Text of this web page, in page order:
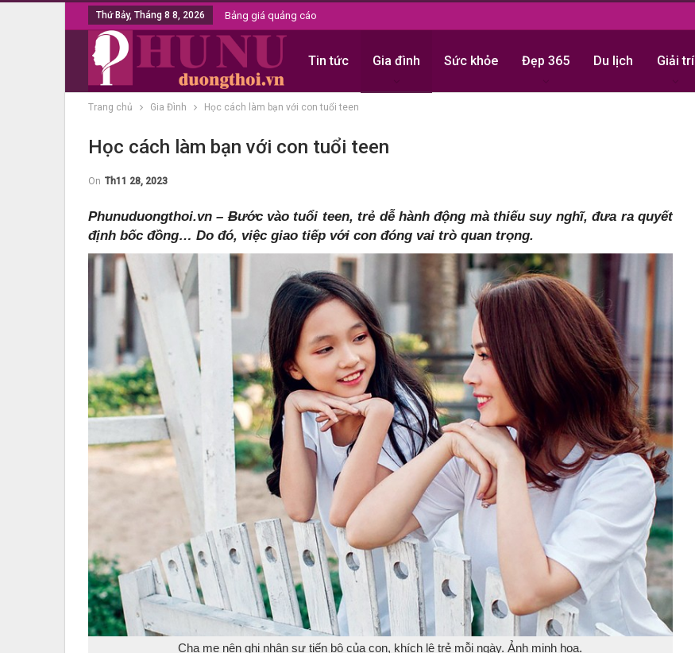
Thứ Bảy, Tháng 8 8, 2026 Bảng giá quảng cáo
Tin tức Gia đình Sức khỏe Đẹp 365 Du lịch Giải trí
Trang chủ Gia Đình Học cách làm bạn với con tuổi teen
Học cách làm bạn với con tuổi teen
On Th11 28, 2023
Phunuduongthoi.vn –Bước vào tuổi teen, trẻ dễ hành động mà thiếu suy nghĩ, đưa ra quyết
định bốc đồng… Do đó, việc giao tiếp với con đóng vai trò quan trọng.
Cha mẹ nên ghi nhận sự tiến bộ của con, khích lệ trẻ mỗi ngày. Ảnh minh họa.